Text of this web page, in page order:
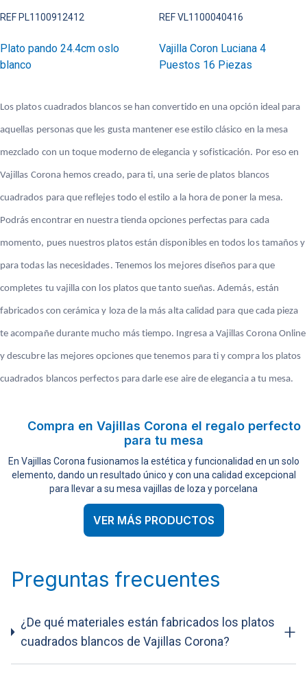
REF PL1100912412
Plato pando 24.4cm oslo
blanco
REF VL1100040416
Vajilla Coron Luciana 4
Puestos 16 Piezas
Los platos cuadrados blancos se han convertido en una opción ideal para
aquellas personas que les gusta mantener ese estilo clásico en la mesa
mezclado con un toque moderno de elegancia y sofisticación. Por eso en
Vajillas Corona hemos creado, para ti, una serie de platos blancos
cuadrados para que reflejes todo el estilo a la hora de poner la mesa.
Podrás encontrar en nuestra tienda opciones perfectas para cada
momento, pues nuestros platos están disponibles en todos los tamaños y
para todas las necesidades. Tenemos los mejores diseños para que
completes tu vajilla con los platos que tanto sueñas. Además, están
fabricados con cerámica y loza de la más alta calidad para que cada pieza
te acompañe durante mucho más tiempo. Ingresa a Vajillas Corona Online
y descubre las mejores opciones que tenemos para ti y compra los platos
cuadrados blancos perfectos para darle ese aire de elegancia a tu mesa.
Compra en Vajillas Corona el regalo perfecto
para tu mesa
En Vajillas Corona fusionamos la estética y funcionalidad en un solo
elemento, dando un resultado único y con una calidad excepcional
para llevar a su mesa vajillas de loza y porcelana
VER MÁS PRODUCTOS
Preguntas frecuentes
¿De qué materiales están fabricados los platos
cuadrados blancos de Vajillas Corona?
+